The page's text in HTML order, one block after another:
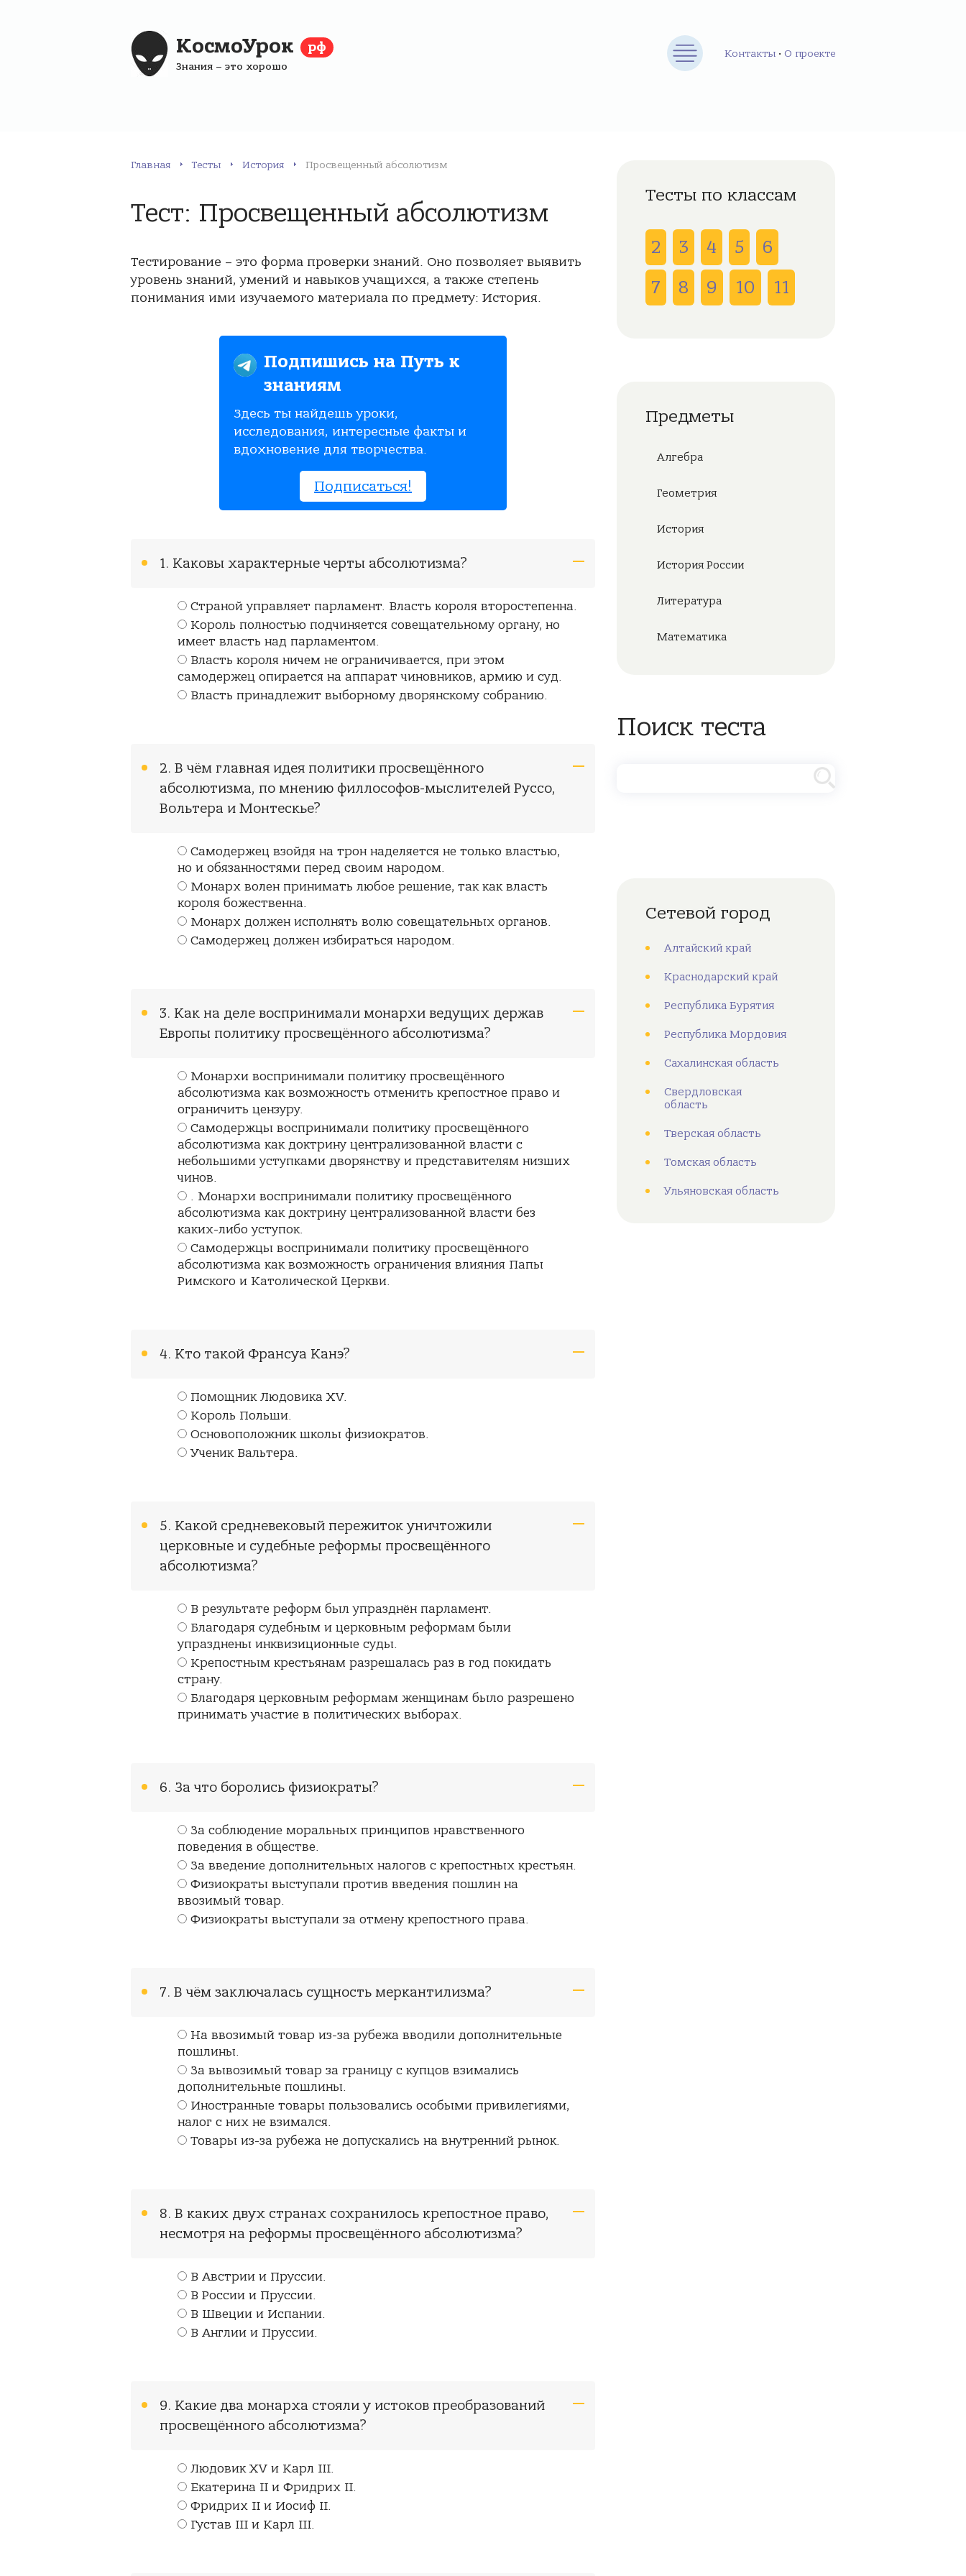
КосмоУрок рф
Знания – это хорошо
Контакты • О проекте
Главная Тесты История Просвещенный абсолютизм
Тест: Просвещенный абсолютизм
Тестирование – это форма проверки знаний. Оно позволяет выявить
уровень знаний, умений и навыков учащихся, а также степень
понимания ими изучаемого материала по предмету: История.
Подпишись на Путь к
знаниям
Здесь ты найдешь уроки,
исследования, интересные факты и
вдохновение для творчества.
Подписаться!
1. Каковы характерные черты абсолютизма?
Страной управляет парламент. Власть короля второстепенна.
Король полностью подчиняется совещательному органу, но
имеет власть над парламентом.
Власть короля ничем не ограничивается, при этом
самодержец опирается на аппарат чиновников, армию и суд.
Власть принадлежит выборному дворянскому собранию.
2. В чём главная идея политики просвещённого
абсолютизма, по мнению филлософов-мыслителей Руссо,
Вольтера и Монтескье?
Самодержец взойдя на трон наделяется не только властью,
но и обязанностями перед своим народом.
Монарх волен принимать любое решение, так как власть
короля божественна.
Монарх должен исполнять волю совещательных органов.
Самодержец должен избираться народом.
3. Как на деле воспринимали монархи ведущих держав
Европы политику просвещённого абсолютизма?
Монархи воспринимали политику просвещённого
абсолютизма как возможность отменить крепостное право и
ограничить цензуру.
Самодержцы воспринимали политику просвещённого
абсолютизма как доктрину централизованной власти с
небольшими уступками дворянству и представителям низших
чинов.
. Монархи воспринимали политику просвещённого
абсолютизма как доктрину централизованной власти без
каких-либо уступок.
Самодержцы воспринимали политику просвещённого
абсолютизма как возможность ограничения влияния Папы
Римского и Католической Церкви.
4. Кто такой Франсуа Канэ?
Помощник Людовика XV.
Король Польши.
Основоположник школы физиократов.
Ученик Вальтера.
5. Какой средневековый пережиток уничтожили
церковные и судебные реформы просвещённого
абсолютизма?
В результате реформ был упразднён парламент.
Благодаря судебным и церковным реформам были
упразднены инквизиционные суды.
Крепостным крестьянам разрешалась раз в год покидать
страну.
Благодаря церковным реформам женщинам было разрешено
принимать участие в политических выборах.
6. За что боролись физиократы?
За соблюдение моральных принципов нравственного
поведения в обществе.
За введение дополнительных налогов с крепостных крестьян.
Физиократы выступали против введения пошлин на
ввозимый товар.
Физиократы выступали за отмену крепостного права.
7. В чём заключалась сущность меркантилизма?
На ввозимый товар из-за рубежа вводили дополнительные
пошлины.
За вывозимый товар за границу с купцов взимались
дополнительные пошлины.
Иностранные товары пользовались особыми привилегиями,
налог с них не взимался.
Товары из-за рубежа не допускались на внутренний рынок.
8. В каких двух странах сохранилось крепостное право,
несмотря на реформы просвещённого абсолютизма?
В Австрии и Пруссии.
В России и Пруссии.
В Швеции и Испании.
В Англии и Пруссии.
9. Какие два монарха стояли у истоков преобразований
просвещённого абсолютизма?
Людовик XV и Карл III.
Екатерина II и Фридрих II.
Фридрих II и Иосиф II.
Густав III и Карл III.
Тесты по классам
2 3 4 5
6
7
8 9 10 11
Предметы
Алгебра
Геометрия
История
История России
Литература
Математика
Поиск теста
Сетевой город
Алтайский край
Краснодарский край
Республика Бурятия
Республика Мордовия
Сахалинская область
Свердловская
область
Тверская область
Томская область
Ульяновская область